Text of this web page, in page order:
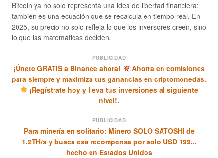
Bitcoin ya no solo representa una idea de libertad financiera:
también es una ecuación que se recalcula en tiempo real. En
2025, su precio no solo refleja lo que los inversores creen, sino
lo que las matemáticas deciden.
PUBLICIDAD
¡Únete GRATIS a Binance ahora!
Ahorra en comisiones
para siempre y maximiza tus ganancias en criptomonedas.
¡Regístrate hoy y lleva tus inversiones al siguiente
nivel!.
PUBLICIDAD
Para minería en solitario: Minero SOLO SATOSHI de
1.2TH/s y busca esa recompensa por solo USD 199...
hecho en Estados Unidos